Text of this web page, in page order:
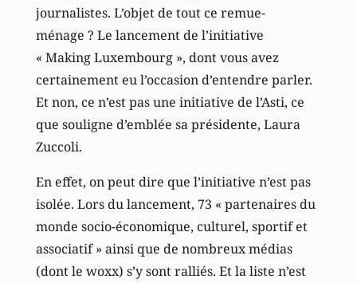
journalistes. L’objet de tout ce remue-
ménage ? Le lancement de l’initiative
« Making Luxembourg », dont vous avez
certainement eu l’occasion d’entendre parler.
Et non, ce n’est pas une initiative de l’Asti, ce
que souligne d’emblée sa présidente, Laura
Zuccoli.
En effet, on peut dire que l’initiative n’est pas
isolée. Lors du lancement, 73 « partenaires du
monde socio-économique, culturel, sportif et
associatif » ainsi que de nombreux médias
(dont le woxx) s’y sont ralliés. Et la liste n’est